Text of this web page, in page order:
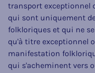
transport exceptionnel
qui sont uniquement
folkloriques et qui ne
qu'à titre exceptionnel
manifestation
qui s'acheminent vers